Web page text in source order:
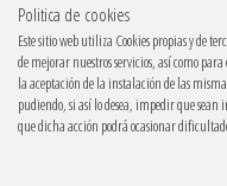
Politica de cookies
Este sitio web utiliza Cookies propias y de
de mejorar nuestros servicios, así como
la aceptación de la instalación de las
pudiendo, si así lo desea, impedir que
que dicha acción podrá ocasionar